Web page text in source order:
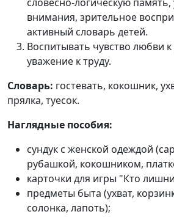
внимания, зрительное
активный словарь детей.
Воспитывать чувство любви
уважение к труду.
Словарь: гостевать, кокошник,
прялка, туесок.
Наглядные пособия:
сундук с женской одеждой
рубашкой, кокошником,
карточки для игры "Кто
предметы быта (ухват,
солонка, лапоть);